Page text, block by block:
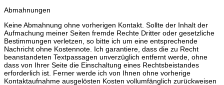
Abmahnungen
Keine Abmahnung ohne vorherigen Kontakt. Sollte der Inhalt der
Aufmachung meiner Seiten fremde Rechte Dritter oder gesetzliche
Bestimmungen verletzen, so bitte ich um eine entsprechende
Nachricht ohne Kostennote. Ich garantiere, dass die zu Recht
beanstandeten Textpassagen unverzüglich entfernt werde, ohne
dass von Ihrer Seite die Einschaltung eines Rechtsbeistandes
erforderlich ist. Ferner werde ich von Ihnen ohne vorherige
Kontaktaufnahme ausgelösten Kosten vollumfänglich zurückweisen